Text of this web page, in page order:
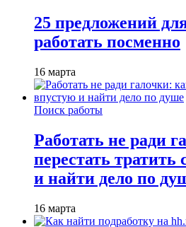
25 предложений
работать посменно
16 марта
Поиск работы
Работать не ради
перестать
и найти дело по
16 марта